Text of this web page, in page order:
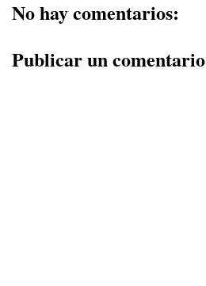
No hay comentarios:
Publicar un comentario